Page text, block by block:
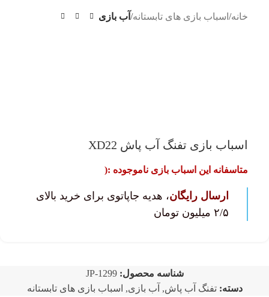
خانه اسباب بازی های تابستانه آب بازی
اسباب بازی تفنگ آب پاش XD22
متاسفانه این اسباب بازی ناموجوده :(
ارسال رایگان، هدیه جاپاتوی برای خرید بالای
۲/۵ میلیون تومان
شناسه محصول:JP-1299
دسته: تفنگ آب پاش, آب بازی, اسباب بازی های تابستانه